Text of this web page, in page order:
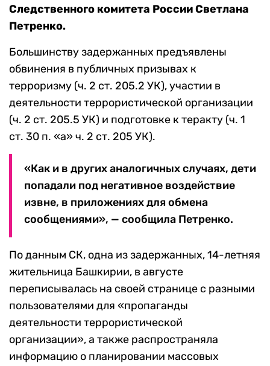
Следственного комитета России Светлана
Петренко.
Большинству задержанных предъявлены
обвинения в публичных призывах к
терроризму (ч. 2 ст. 205.2 УК), участии в
деятельности террористической организации
(ч. 2 ст. 205.5 УК) и подготовке к теракту (ч. 1
ст. 30 п. «а» ч. 2 ст. 205 УК).
«Как и в других аналогичных случаях, дети
попадали под негативное воздействие
извне, в приложениях для обмена
сообщениями», — сообщила Петренко.
По данным СК, одна из задержанных, 14-летняя
жительница Башкирии, в августе
переписывалась на своей странице с разными
пользователями для «пропаганды
деятельности террористической
организации», а также распространяла
информацию о планировании массовых